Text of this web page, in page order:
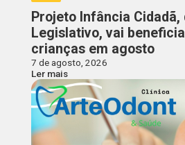
Projeto Infância Cidadã,
Legislativo, vai
crianças em agosto
7 de agosto, 2026
Ler mais